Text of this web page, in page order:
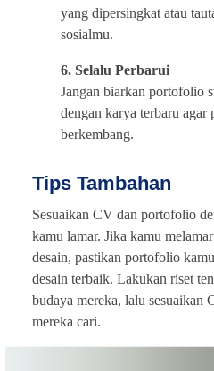
yang dipersingkat atau
sosialmu.
6. Selalu Perbarui
Jangan biarkan portofolio
dengan karya terbaru agar
berkembang.
Tips Tambahan
Sesuaikan CV dan portofolio
kamu lamar. Jika kamu
desain, pastikan portofolio
desain terbaik. Lakukan riset
budaya mereka, lalu sesuaikan
mereka cari.